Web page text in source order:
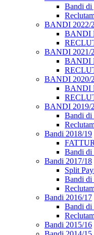
Bandi di
BANDI 2022/
BANDI
BANDI 2021/
BANDI
BANDI 2020/
BANDI
BANDI 2019/
Bandi di
Bandi 2018/19
Bandi di
Bandi 2017/18
Split
Bandi di
Bandi 2016/17
Bandi di
Bandi 2015/16